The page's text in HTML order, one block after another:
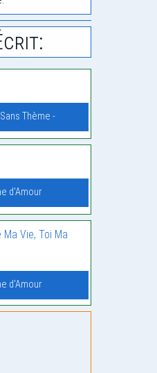
Thème -
d'Amour
Vie, Toi Ma
d'Amour